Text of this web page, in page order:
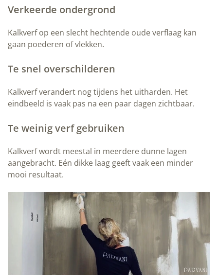
Verkeerde ondergrond
Kalkverf op een slecht hechtende oude verflaag kan
gaan poederen of vlekken.
Te snel overschilderen
Kalkverf verandert nog tijdens het uitharden. Het
eindbeeld is vaak pas na een paar dagen zichtbaar.
Te weinig verf gebruiken
Kalkverf wordt meestal in meerdere dunne lagen
aangebracht. Eén dikke laag geeft vaak een minder
mooi resultaat.